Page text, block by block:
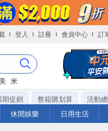
登入 註冊 會員中心 訂
米
期促銷 整箱購划算 活動
休閒娛樂 日用生活